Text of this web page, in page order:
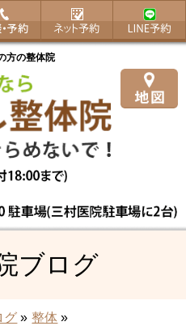
方の整体院
ブログ
グ » 整体 »